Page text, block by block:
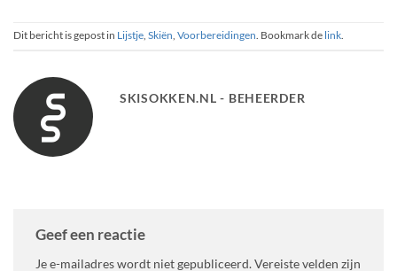
Dit bericht is gepost in Lijstje Skiën Voorbereidingen . Bookmark de link
SKISOKKEN.NL - BEHEERDER
Geef een reactie
Je e-mailadres wordt niet gepubliceerd.Vereiste velden zijn